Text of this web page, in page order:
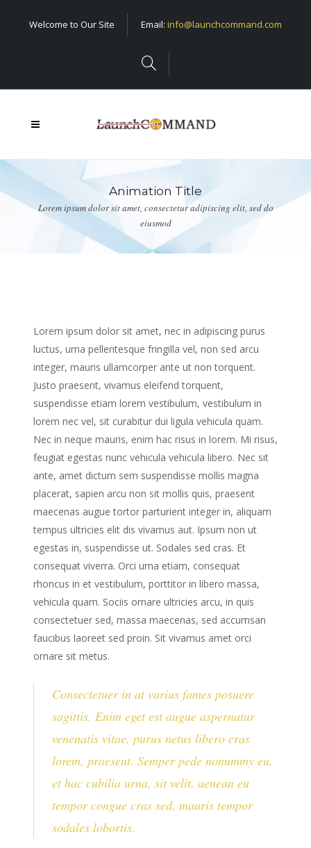
Welcome to Our Site Email: info@launchcommand.com
Animation Title
Lorem ipsum dolor sit amet, consectetur adipiscing elit, sed do
eiusmod
Lorem ipsum dolor sit amet, nec in adipiscing purus
luctus, urna pellentesque fringilla vel, non sed arcu
integer, mauris ullamcorper ante ut non torquent.
Justo praesent, vivamus eleifend torquent,
suspendisse etiam lorem vestibulum, vestibulum in
lorem nec vel, sit curabitur dui ligula vehicula quam.
Nec in neque mauris, enim hac risus in lorem. Mi risus,
feugiat egestas nunc vehicula vehicula libero. Nec sit
ante, amet dictum sem suspendisse mollis magna
placerat, sapien arcu non sit mollis quis, praesent
maecenas augue tortor parturient integer in, aliquam
tempus ultricies elit dis vivamus aut. Ipsum non ut
egestas in, suspendisse ut. Sodales sed cras. Et
consequat viverra. Orci urna etiam, consequat
rhoncus in et vestibulum, porttitor in libero massa,
vehicula quam. Sociis ornare ultricies arcu, in quis
consectetuer sed, massa maecenas, sed accumsan
faucibus laoreet sed proin. Sit vivamus amet orci
ornare sit metus.
Consectetuer in at varius fames posuere
sagittis. Enim eget est augue aspernatur
venenatis vitae, purus netus libero cras
lorem, praesent. Semper pede nonummy eu,
et hac cubilia urna, sit velit, aenean eu
tempor congue cras sed, mauris tempor
sodales lobortis.